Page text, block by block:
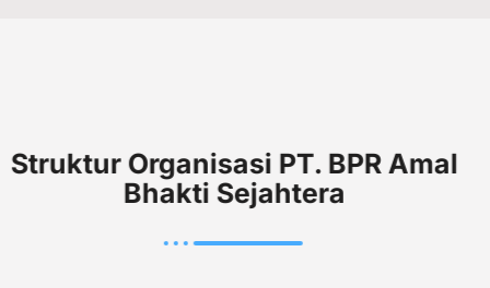
Struktur Organisasi PT. BPR Amal
Bhakti Sejahtera